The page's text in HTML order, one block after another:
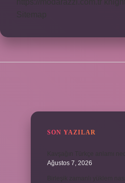
SON YAZILAR
Ağustos 7, 2026